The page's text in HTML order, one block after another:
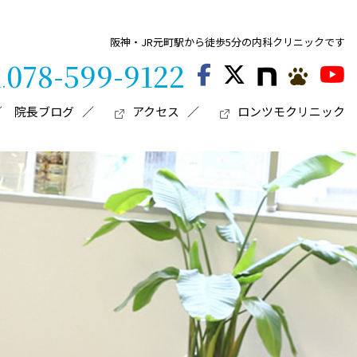
阪神・JR元町駅から徒歩5分の内科クリニックです
078-599-9122
院長ブログ アクセス ロンツモクリニック